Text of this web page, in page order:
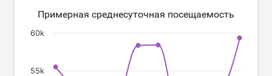
Примерная среднесуточная посещаемость
55k
60k